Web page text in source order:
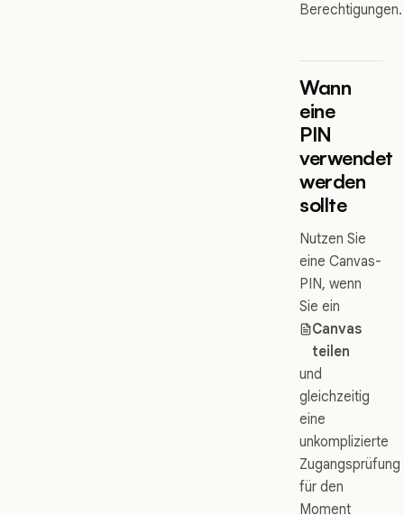
Berechtigungen.
Wann
eine
PIN
verwendet
werden
sollte
Nutzen Sie
eine Canvas-
PIN, wenn
Sie ein
Canvas
teilen
und
gleichzeitig
eine
unkomplizierte
Zugangsprüfung
für den
Moment